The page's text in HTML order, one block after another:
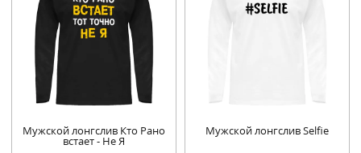
Мужской лонгслив Кто Рано
встает - Не Я
Мужской лонгслив Selfie